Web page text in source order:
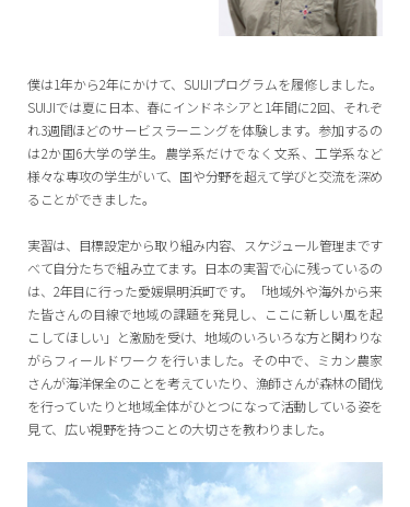
僕は1年から2年にかけて、SUIJIプログラムを履修しました。
SUIJIでは夏に日本、春にインドネシアと1年間に2回、それぞ
れ3週間ほどのサービスラーニングを体験します。参加するの
は2か国6大学の学生。農学系だけでなく文系、工学系など
様々な専攻の学生がいて、国や分野を超えて学びと交流を深め
ることができました。
実習は、目標設定から取り組み内容、スケジュール管理まです
べて自分たちで組み立てます。日本の実習で心に残っているの
は、2年目に行った愛媛県明浜町です。「地域外や海外から来
た皆さんの目線で地域の課題を発見し、ここに新しい風を起
こしてほしい」と激励を受け、地域のいろいろな方と関わりな
がらフィールドワークを行いました。その中で、ミカン農家
さんが海洋保全のことを考えていたり、漁師さんが森林の間伐
を行っていたりと地域全体がひとつになって活動している姿を
見て、広い視野を持つことの大切さを教わりました。